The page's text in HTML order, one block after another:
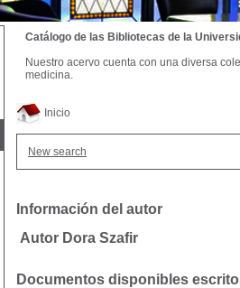
Inicio
New search
Información del autor
Autor Dora Szafir
Documentos disponibles
Catálogo de las Bibliotecas de la
Nuestro acervo cuenta con una diversa
medicina.